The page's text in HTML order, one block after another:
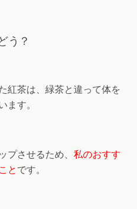
う？
紅茶は、緑茶と違って体を
ます。
プさせるため、 私のおすす
と です。